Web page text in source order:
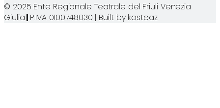
© 2025 Ente Regionale Teatrale del Friuli Venezia
Giulia| P.IVA 0100748030 | Built by kosteaz